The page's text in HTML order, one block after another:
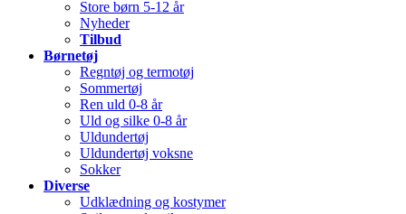
Store børn 5-12 år
Nyheder
Tilbud
Børnetøj
Regntøj og termotøj
Sommertøj
Ren uld 0-8 år
Uld og silke 0-8 år
Uldundertøj
Uldundertøj voksne
Sokker
Diverse
Udklædning og kostymer